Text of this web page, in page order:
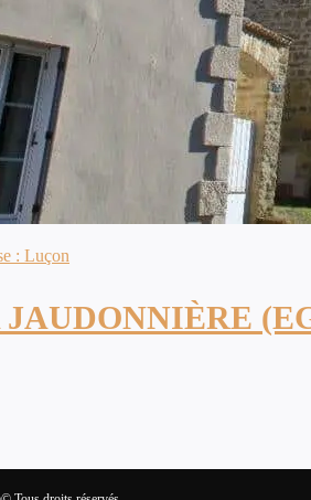
: Luçon